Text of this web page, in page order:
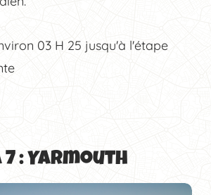
03 H 25 jusqu'à l'étape
7 : Yarmouth